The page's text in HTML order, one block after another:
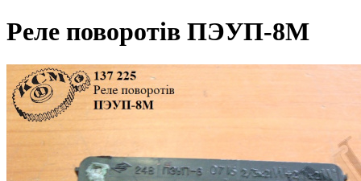
Реле поворотів ПЭУП-8М